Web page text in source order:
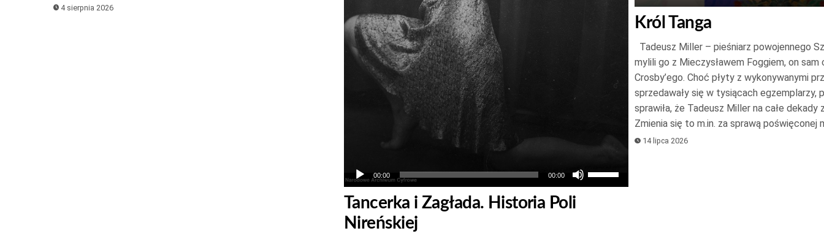
zmniejszyć
4 sierpnia 2026
00:00 00:00
Używaj
strzałek
Tancerka i Zagłada. Historia Poli
Nireńskiej
Król Tanga
Tadeusz Miller – pieśniarz powojennego
mylili go z Mieczysławem Foggiem, on
Crosby’ego. Choć płyty z wykonywanymi
sprzedawały się w tysiącach egzemplarzy,
sprawiła, że Tadeusz Miller na całe dekady
Zmienia się to m.in. za sprawą poświęconej
14 lipca 2026